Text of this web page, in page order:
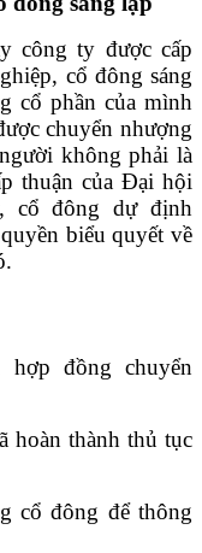
công ty được cấp
cổ đông sáng
cổ phần của mình
chuyển nhượng
không phải là
thuận của Đại hội
cổ đông dự định
biểu quyết về
đồng chuyển
hoàn thành thủ tục
cổ đông để thông